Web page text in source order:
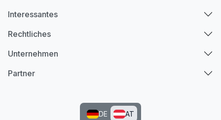
Interessantes
Rechtliches
Unternehmen
Partner
DE AT